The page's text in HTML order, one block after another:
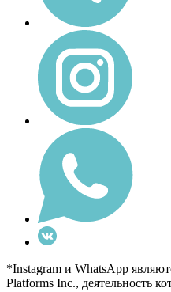
*Instagram и WhatsApp
Platforms Inc., деятельность